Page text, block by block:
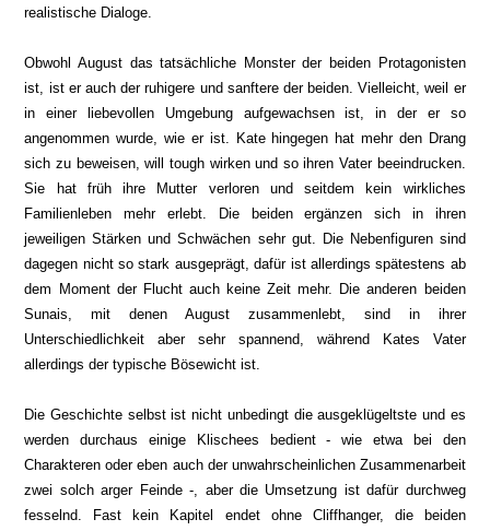
realistische Dialoge.
Obwohl August das tatsächliche Monster der beiden Protagonisten
ist, ist er auch der ruhigere und sanftere der beiden. Vielleicht, weil er
in einer liebevollen Umgebung aufgewachsen ist, in der er so
angenommen wurde, wie er ist. Kate hingegen hat mehr den Drang
sich zu beweisen, will tough wirken und so ihren Vater beeindrucken.
Sie hat früh ihre Mutter verloren und seitdem kein wirkliches
Familienleben mehr erlebt. Die beiden ergänzen sich in ihren
jeweiligen Stärken und Schwächen sehr gut. Die Nebenfiguren sind
dagegen nicht so stark ausgeprägt, dafür ist allerdings spätestens ab
dem Moment der Flucht auch keine Zeit mehr. Die anderen beiden
Sunais, mit denen August zusammenlebt, sind in ihrer
Unterschiedlichkeit aber sehr spannend, während Kates Vater
allerdings der typische Bösewicht ist.
Die Geschichte selbst ist nicht unbedingt die ausgeklügeltste und es
werden durchaus einige Klischees bedient - wie etwa bei den
Charakteren oder eben auch der unwahrscheinlichen Zusammenarbeit
zwei solch arger Feinde -, aber die Umsetzung ist dafür durchweg
fesselnd. Fast kein Kapitel endet ohne Cliffhanger, die beiden